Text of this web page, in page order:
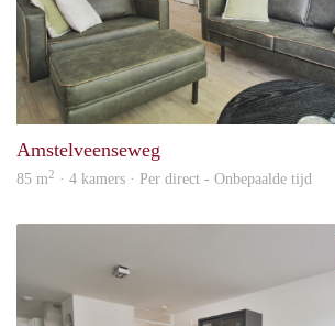
Amstelveenseweg
85 m2 · 4 kamers · Per direct - Onbepaalde tijd